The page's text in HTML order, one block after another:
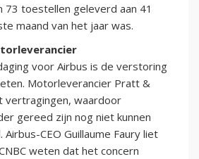
toestellen geleverd aan 41
maand van het jaar was.
voor Airbus is de verstoring
Motorleverancier Pratt &
vertragingen, waardoor
gereed zijn nog niet kunnen
CEO Guillaume Faury liet
weten dat het concern